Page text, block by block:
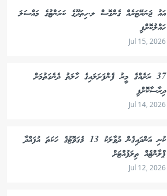
އައު ޖަނަރޭޓަރެއް ގެންގޮސް ލ.ހިތަދޫގެ ކަރަންޓުގެ މައްސަލަ
ހައްލުކޮށްފި
Jul 15, 2026
37 ރަށެއްގެ މީރު ފެންފަށަލައިގެ ހާލަތު ދެނެގަތުމަށް
ދިރާސާކޮށްފި
Jul 14, 2026
ކުނި އަންދައިގެން ދުވާލަކު 13 މެގަވޮޓުގެ ހަކަތަ އުފައްދާ
ޕްލާންޓެއް ތިލަފުއްޓަށް
Jul 12, 2026